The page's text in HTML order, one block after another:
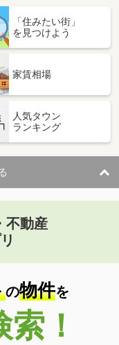
「住みたい街」
を見つけよう
家賃相場
人気タウン
ランキング
不動産
の物件を
！